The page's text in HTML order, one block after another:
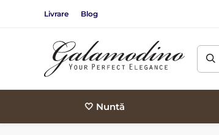
Livrare Blog
🤍 Nuntă